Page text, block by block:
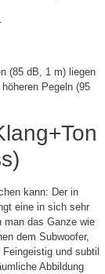
(85 dB, 1 m) liegen
Pegeln (95
kann: Der in
eine in sich sehr
man das Ganze wie
dem Subwoofer,
und subtil
Abbildung